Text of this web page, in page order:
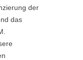
der
das